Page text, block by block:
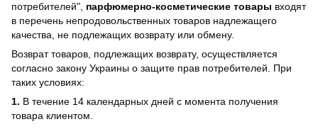
потребителей", парфюмерно-косметические товары входят
в перечень непродовольственных товаров надлежащего
качества, не подлежащих возврату или обмену.
Возврат товаров, подлежащих возврату, осуществляется
согласно закону Украины о защите прав потребителей. При
таких условиях:
1. В течение 14 календарных дней с момента получения
товара клиентом.